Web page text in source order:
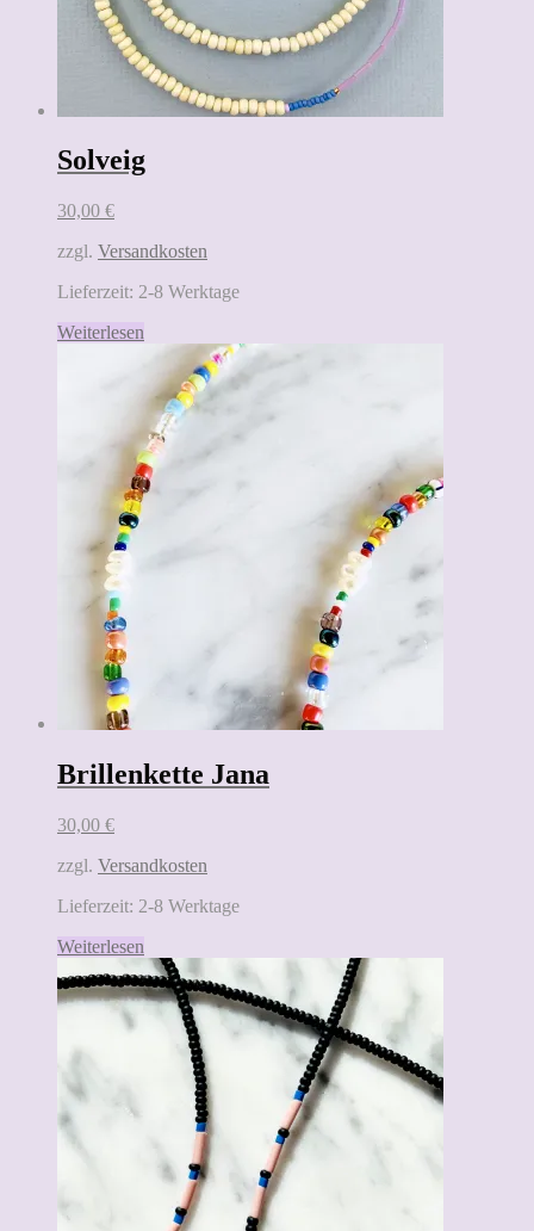
Solveig
30,00 €
zzgl. Versandkosten
Lieferzeit: 2-8 Werktage
Weiterlesen
Brillenkette Jana
30,00 €
zzgl. Versandkosten
Lieferzeit: 2-8 Werktage
Weiterlesen